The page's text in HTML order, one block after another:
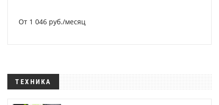
От 1 046 руб./месяц
ТЕХНИКА